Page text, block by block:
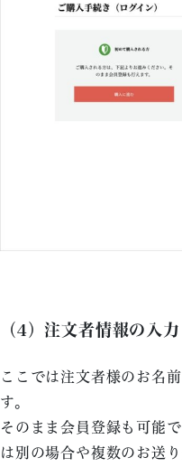
（4）注文者情報の入
ここでは注文者様のお名
す。
そのまま会員登録も可能
は別の場合や複数のお送